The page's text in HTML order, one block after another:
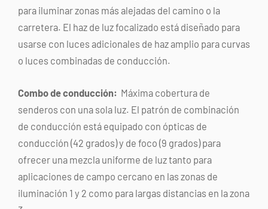
para iluminar zonas más alejadas del camino o la
carretera. El haz de luz focalizado está diseñado para
usarse con luces adicionales de haz amplio para curvas
o luces combinadas de conducción.
Combo de conducción: Máxima cobertura de
senderos con una sola luz. El patrón de combinación
de conducción está equipado con ópticas de
conducción (42 grados) y de foco (9 grados) para
ofrecer una mezcla uniforme de luz tanto para
aplicaciones de campo cercano en las zonas de
iluminación 1 y 2 como para largas distancias en la zona